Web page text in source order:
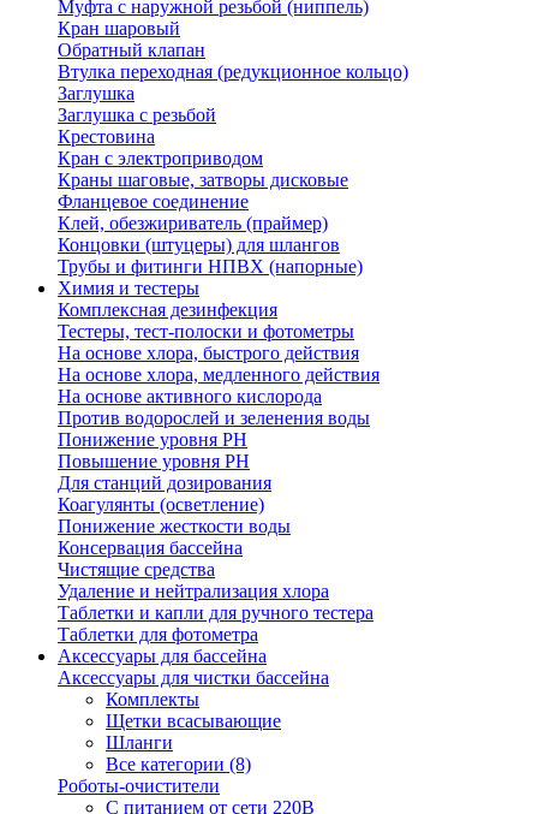
Муфта с наружной резьбой (ниппель)
Кран шаровый
Обратный клапан
Втулка переходная (редукционное кольцо)
Заглушка
Заглушка с резьбой
Крестовина
Кран с электроприводом
Краны шаговые, затворы дисковые
Фланцевое соединение
Клей, обезжириватель (праймер)
Концовки (штуцеры) для шлангов
Трубы и фитинги НПВХ (напорные)
Химия и тестеры
Комплексная дезинфекция
Тестеры, тест-полоски и фотометры
На основе хлора, быстрого действия
На основе хлора, медленного действия
На основе активного кислорода
Против водорослей и зеленения воды
Понижение уровня РН
Повышение уровня РН
Для станций дозирования
Коагулянты (осветление)
Понижение жесткости воды
Консервация бассейна
Чистящие средства
Удаление и нейтрализация хлора
Таблетки и капли для ручного тестера
Таблетки для фотометра
Аксессуары для бассейна
Аксессуары для чистки бассейна
Комплекты
Щетки всасывающие
Шланги
Все категории (8)
Роботы-очистители
С питанием от сети 220В